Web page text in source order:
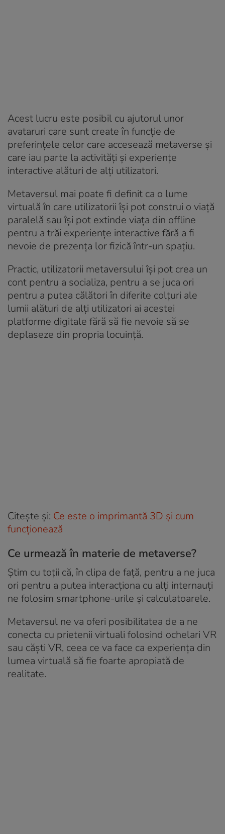
Acest lucru este posibil cu ajutorul unor
avataruri care sunt create în funcție de
preferințele celor care accesează metaverse și
care iau parte la activități și experiențe
interactive alături de alți utilizatori.
Metaversul mai poate fi definit ca o lume
virtuală în care utilizatorii își pot construi o viață
paralelă sau își pot extinde viața din offline
pentru a trăi experiențe interactive fără a fi
nevoie de prezența lor fizică într-un spațiu.
Practic, utilizatorii metaversului își pot crea un
cont pentru a socializa, pentru a se juca ori
pentru a putea călători în diferite colțuri ale
lumii alături de alți utilizatori ai acestei
platforme digitale fără să fie nevoie să se
deplaseze din propria locuință.
Citește și: Ce este o imprimantă 3D și cum
funcționează
Ce urmează în materie de metaverse?
Știm cu toții că, în clipa de față, pentru a ne juca
ori pentru a putea interacționa cu alți internauți
ne folosim smartphone-urile și calculatoarele.
Metaversul ne va oferi posibilitatea de a ne
conecta cu prietenii virtuali folosind ochelari VR
sau căști VR, ceea ce va face ca experiența din
lumea virtuală să fie foarte apropiată de
realitate.